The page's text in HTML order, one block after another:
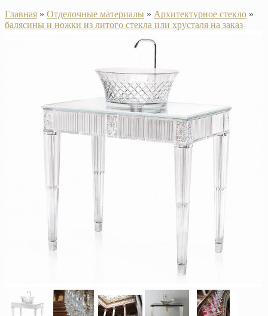
Главная » Отделочные материалы » Архитектурное стекло »
балясины и ножки из литого стекла или хрусталя на заказ